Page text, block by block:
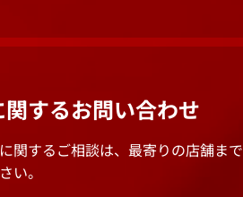
するお問い合わせ
関するご相談は、最寄りの店舗まで
い。